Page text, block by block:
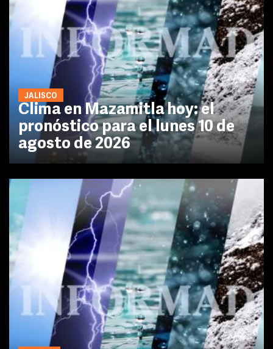
JALISCO
Clima en Mazamitla hoy: el
pronóstico para el lunes 10 de
agosto de 2026